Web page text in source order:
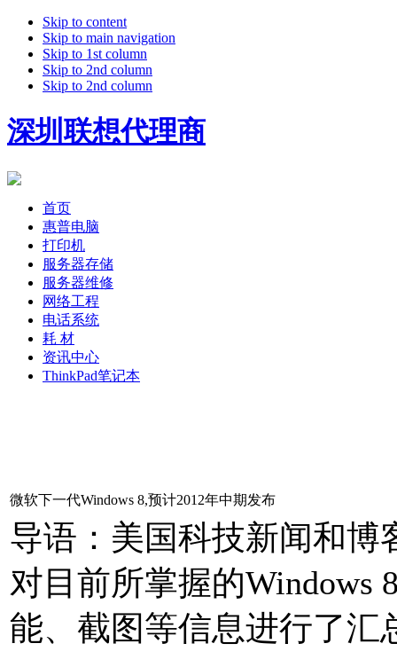
Skip to content
Skip to main navigation
Skip to 1st column
Skip to 2nd column
Skip to 2nd column
深圳联想代理商
首页
惠普电脑
打印机
服务器存储
服务器维修
网络工程
电话系统
耗 材
资讯中心
ThinkPad笔记本
微软下一代Windows 8,预计2012年中期发布
导语：美国科技新闻和博
对目前所掌握的Windows
能、截图等信息进行了汇